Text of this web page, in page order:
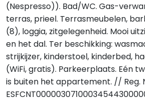
(Nespresso)). Bad/WC. Gas-
terras, prieel. Terrasmeubelen,
(8), loggia, zitgelegenheid. Mooi
en het dal. Ter beschikking:
strijkijzer, kinderstoel, kinderbed,
(WiFi, gratis). Parkeerplaats. Eén
is buiten het appartement. // Reg.